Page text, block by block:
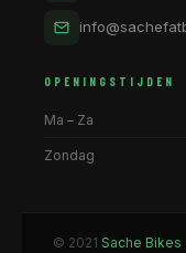
OPENINGSTIJDEN
Ma – Za
Zondag
© 2021 Sache Bikes